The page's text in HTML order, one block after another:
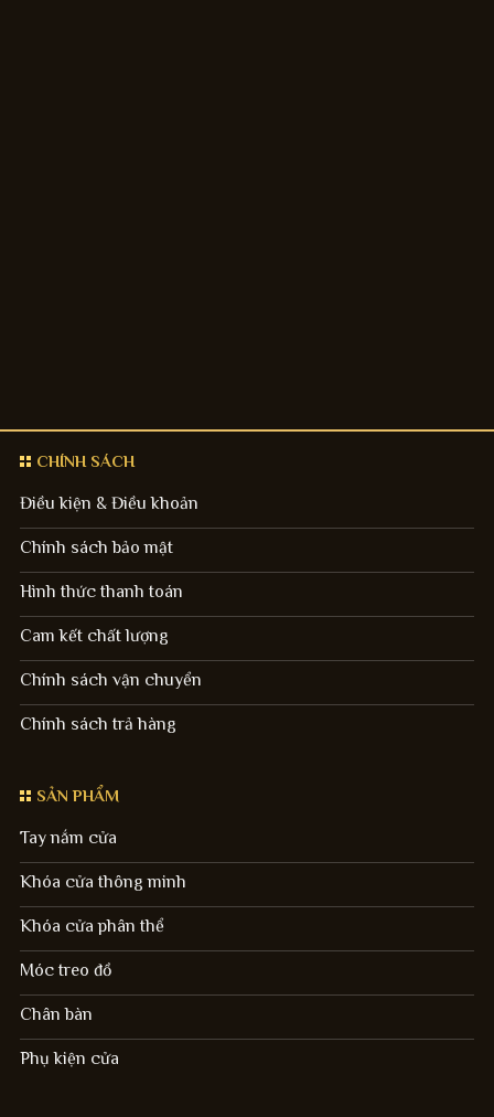
CHÍNH SÁCH
Điều kiện & Điều khoản
Chính sách bảo mật
Hình thức thanh toán
Cam kết chất lượng
Chính sách vận chuyển
Chính sách trả hàng
SẢN PHẨM
Tay nắm cửa
Khóa cửa thông minh
Khóa cửa phân thể
Móc treo đồ
Chân bàn
Phụ kiện cửa